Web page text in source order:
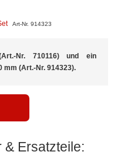
Art-Nr. 914323
Nr. 710116) und ein
mm (Art.-Nr. 914323).
& Ersatzteile: